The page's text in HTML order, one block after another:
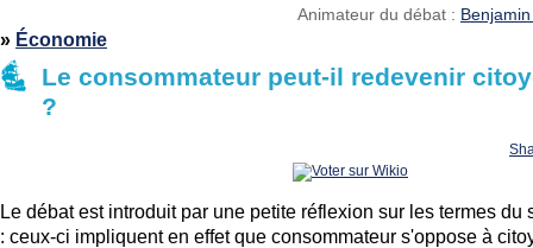
Animateur du débat :
» Économie
Le consommateur peut-il redevenir
?
Le débat est introduit par une petite réflexion sur les termes du
: ceux-ci impliquent en effet que consommateur s'oppose à